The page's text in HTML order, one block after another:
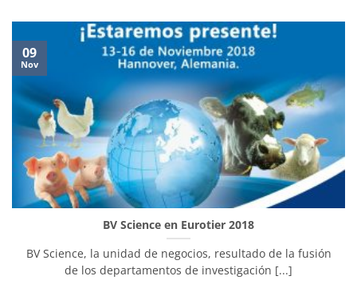
BV Science en Eurotier 2018
BV Science, la unidad de negocios, resultado de la fusión
de los departamentos de investigación [...]
09
Nov